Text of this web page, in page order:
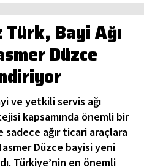
Bayi Ağı
Düzce
ve yetkili servis ağı
kapsamında önemli bir
sadece ağır ticari araçlara
Düzce bayisi yeni
Türkiye’nin en önemli